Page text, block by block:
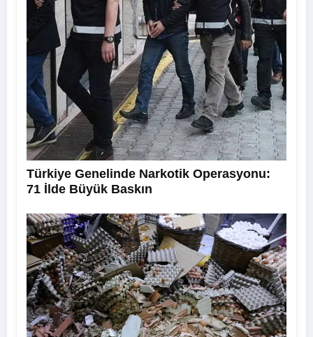
Türkiye Genelinde Narkotik Operasyonu:
71 İlde Büyük Baskın